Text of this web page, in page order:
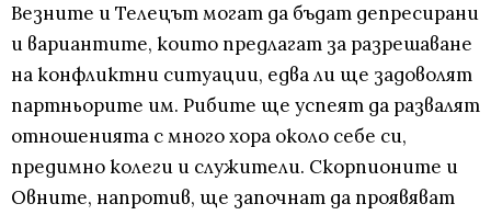
Везните и Телецът могат да бъдат депресирани
и вариантите, които предлагат за разрешаване
на конфликтни ситуации, едва ли ще задоволят
партньорите им. Рибите ще успеят да развалят
отношенията с много хора около себе си,
предимно колеги и служители. Скорпионите и
Овните, напротив, ще започнат да проявяват